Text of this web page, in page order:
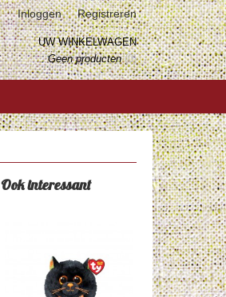
Inloggen Registreren
UW WINKELWAGEN
Geen producten(0)
Ook interessant